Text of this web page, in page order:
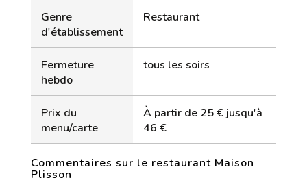
Genre
d'établissement
Restaurant
Fermeture
hebdo
tous les soirs
Prix du
menu/carte
À partir de 25 € jusqu'à
46 €
Commentaires sur le restaurant Maison
Plisson